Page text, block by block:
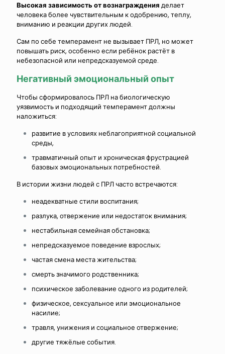
Высокая зависимость от вознаграждения делает
человека более чувствительным к одобрению, теплу,
вниманию и реакции других людей.
Сам по себе темперамент не вызывает ПРЛ, но может
повышать риск, особенно если ребёнок растёт в
небезопасной или непредсказуемой среде.
Негативный эмоциональный опыт
Чтобы сформировалось ПРЛ на биологическую
уязвимость и подходящий темперамент должны
наложиться:
развитие в условиях неблагоприятной социальной
среды,
травматичный опыт и хроническая фрустрацией
базовых эмоциональных потребностей.
В истории жизни людей с ПРЛ часто встречаются:
неадекватные стили воспитания;
разлука, отвержение или недостаток внимания;
нестабильная семейная обстановка;
непредсказуемое поведение взрослых;
частая смена места жительства;
смерть значимого родственника;
психическое заболевание одного из родителей;
физическое, сексуальное или эмоциональное
насилие;
травля, унижения и социальное отвержение;
другие тяжёлые события.